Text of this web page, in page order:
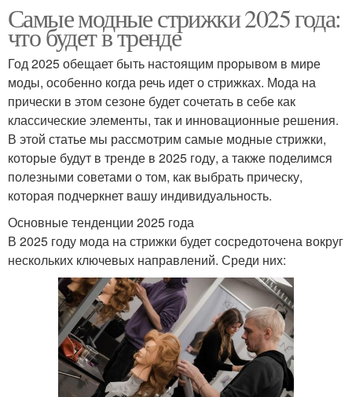
Самые модные стрижки 2025 года:
что будет в тренде
Год 2025 обещает быть настоящим прорывом в мире
моды, особенно когда речь идет о стрижках. Мода на
прически в этом сезоне будет сочетать в себе как
классические элементы, так и инновационные решения.
В этой статье мы рассмотрим самые модные стрижки,
которые будут в тренде в 2025 году, а также поделимся
полезными советами о том, как выбрать прическу,
которая подчеркнет вашу индивидуальность.
Основные тенденции 2025 года
В 2025 году мода на стрижки будет сосредоточена вокруг
нескольких ключевых направлений. Среди них: